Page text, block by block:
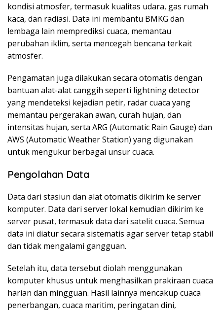
kondisi atmosfer, termasuk kualitas udara, gas rumah
kaca, dan radiasi. Data ini membantu BMKG dan
lembaga lain memprediksi cuaca, memantau
perubahan iklim, serta mencegah bencana terkait
atmosfer.
Pengamatan juga dilakukan secara otomatis dengan
bantuan alat-alat canggih seperti lightning detector
yang mendeteksi kejadian petir, radar cuaca yang
memantau pergerakan awan, curah hujan, dan
intensitas hujan, serta ARG (Automatic Rain Gauge) dan
AWS (Automatic Weather Station) yang digunakan
untuk mengukur berbagai unsur cuaca.
Pengolahan Data
Data dari stasiun dan alat otomatis dikirim ke server
komputer. Data dari server lokal kemudian dikirim ke
server pusat, termasuk data dari satelit cuaca. Semua
data ini diatur secara sistematis agar server tetap stabil
dan tidak mengalami gangguan.
Setelah itu, data tersebut diolah menggunakan
komputer khusus untuk menghasilkan prakiraan cuaca
harian dan mingguan. Hasil lainnya mencakup cuaca
penerbangan, cuaca maritim, peringatan dini,